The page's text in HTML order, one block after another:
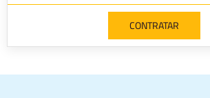
CONTRATAR